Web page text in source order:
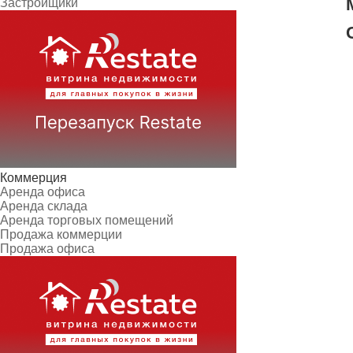
Застройщики
Коммерция
Аренда офиса
Аренда склада
Аренда торговых помещений
Продажа коммерции
Продажа офиса